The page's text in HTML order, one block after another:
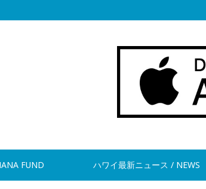
FUND ハワイ最新ニュース / NEWS